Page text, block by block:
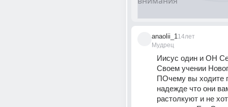
anaolii_1
Мудрец
14лет
Иисус один и ОН
Своем учении
ПОчему вы ходите
надежде что они
растолкуют и не